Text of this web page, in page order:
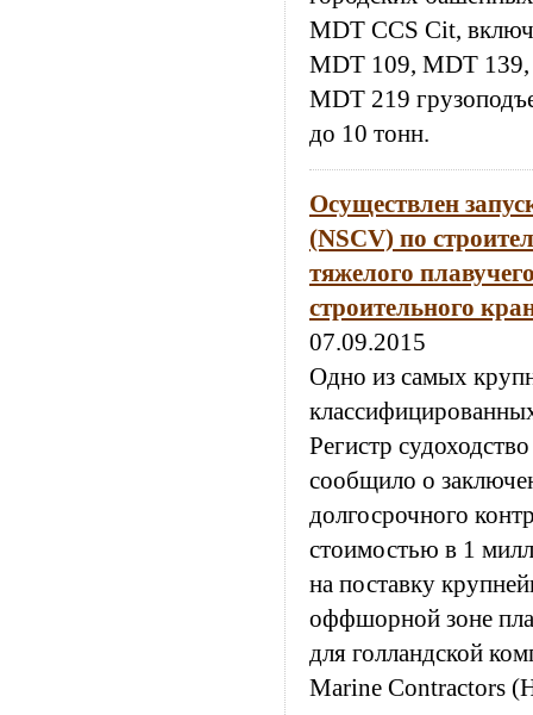
MDT CCS Cit,
MDT 109, MDT
MDT 219
до 10 тонн.
Осуществлен
(NSCV) по
тяжелого
строительного
07.09.2015
Одно из самых
Регистр
сообщило о
долгосрочного
стоимостью в 1
на поставку
оффшорной зоне
для голландской
Marine Contractors